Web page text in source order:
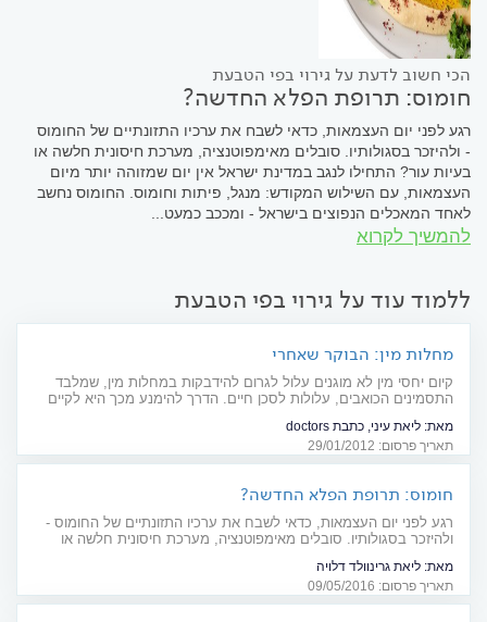
הכי חשוב לדעת על גירוי בפי הטבעת
חומוס: תרופת הפלא החדשה?
רגע לפני יום העצמאות, כדאי לשבח את ערכיו התזונתיים של החומוס
- ולהיזכר בסגולותיו. סובלים מאימפוטנציה, מערכת חיסונית חלשה או
בעיות עור? התחילו לנגב במדינת ישראל אין יום שמזוהה יותר מיום
העצמאות, עם השילוש המקודש: מנגל, פיתות וחומוס. החומוס נחשב
לאחד המאכלים הנפוצים בישראל - ומככב כמעט...
להמשיך לקרוא
ללמוד עוד על גירוי בפי הטבעת
מחלות מין: הבוקר שאחרי
קיום יחסי מין לא מוגנים עלול לגרום להידבקות במחלות מין, שמלבד
התסמינים הכואבים, עלולות לסכן חיים. הדרך להימנע מכך היא לקיים
מאת: ליאת עיני, כתבת doctors
תאריך פרסום: 29/01/2012
חומוס: תרופת הפלא החדשה?
רגע לפני יום העצמאות, כדאי לשבח את ערכיו התזונתיים של החומוס -
ולהיזכר בסגולותיו. סובלים מאימפוטנציה, מערכת חיסונית חלשה או
מאת: ליאת גרינוולד דלויה
תאריך פרסום: 09/05/2016